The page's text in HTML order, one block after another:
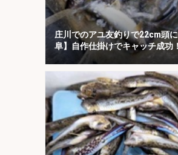
庄川でのアユ友釣りで22cm頭
阜】自作仕掛けでキャッチ成功！